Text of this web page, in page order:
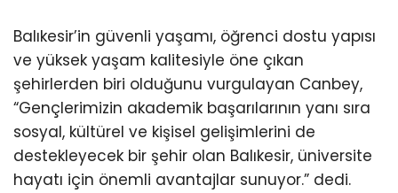
Balıkesir’in güvenli yaşamı, öğrenci dostu yapısı
ve yüksek yaşam kalitesiyle öne çıkan
şehirlerden biri olduğunu vurgulayan Canbey,
“Gençlerimizin akademik başarılarının yanı sıra
sosyal, kültürel ve kişisel gelişimlerini de
destekleyecek bir şehir olan Balıkesir, üniversite
hayatı için önemli avantajlar sunuyor.” dedi.